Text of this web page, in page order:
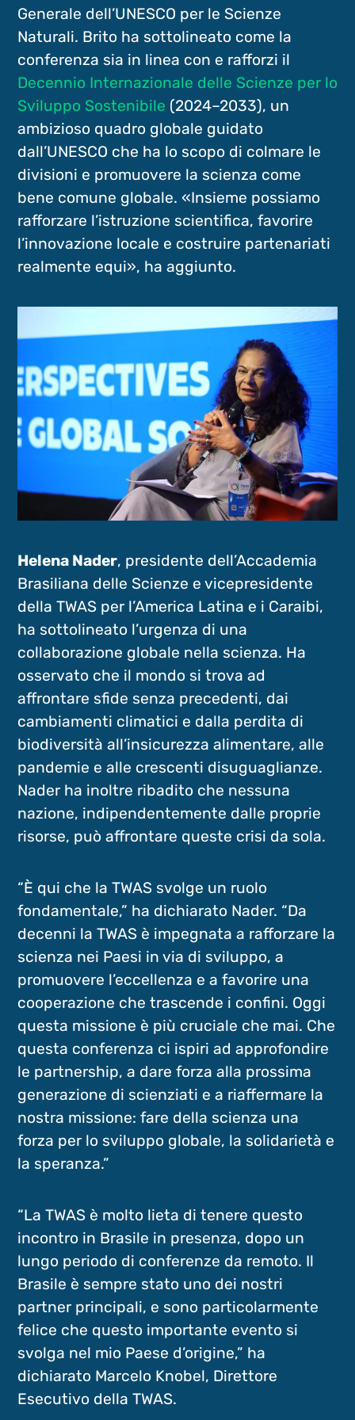
Generale dell’UNESCO per le Scienze
Naturali. Brito ha sottolineato come la
conferenza sia in linea con e rafforzi il
Decennio Internazionale delle Scienze per lo
Sviluppo Sostenibile (2024–2033), un
ambizioso quadro globale guidato
dall’UNESCO che ha lo scopo di colmare le
divisioni e promuovere la scienza come
bene comune globale. «Insieme possiamo
rafforzare l’istruzione scientifica, favorire
l’innovazione locale e costruire partenariati
realmente equi», ha aggiunto.
Helena Nader, presidente dell’Accademia
Brasiliana delle Scienze e vicepresidente
della TWAS per l’America Latina e i Caraibi,
ha sottolineato l’urgenza di una
collaborazione globale nella scienza. Ha
osservato che il mondo si trova ad
affrontare sfide senza precedenti, dai
cambiamenti climatici e dalla perdita di
biodiversità all’insicurezza alimentare, alle
pandemie e alle crescenti disuguaglianze.
Nader ha inoltre ribadito che nessuna
nazione, indipendentemente dalle proprie
risorse, può affrontare queste crisi da sola.
“È qui che la TWAS svolge un ruolo
fondamentale,” ha dichiarato Nader. “Da
decenni la TWAS è impegnata a rafforzare la
scienza nei Paesi in via di sviluppo, a
promuovere l’eccellenza e a favorire una
cooperazione che trascende i confini. Oggi
questa missione è più cruciale che mai. Che
questa conferenza ci ispiri ad approfondire
le partnership, a dare forza alla prossima
generazione di scienziati e a riaffermare la
nostra missione: fare della scienza una
forza per lo sviluppo globale, la solidarietà e
la speranza.”
“La TWAS è molto lieta di tenere questo
incontro in Brasile in presenza, dopo un
lungo periodo di conferenze da remoto. Il
Brasile è sempre stato uno dei nostri
partner principali, e sono particolarmente
felice che questo importante evento si
svolga nel mio Paese d’origine,” ha
dichiarato Marcelo Knobel, Direttore
Esecutivo della TWAS.